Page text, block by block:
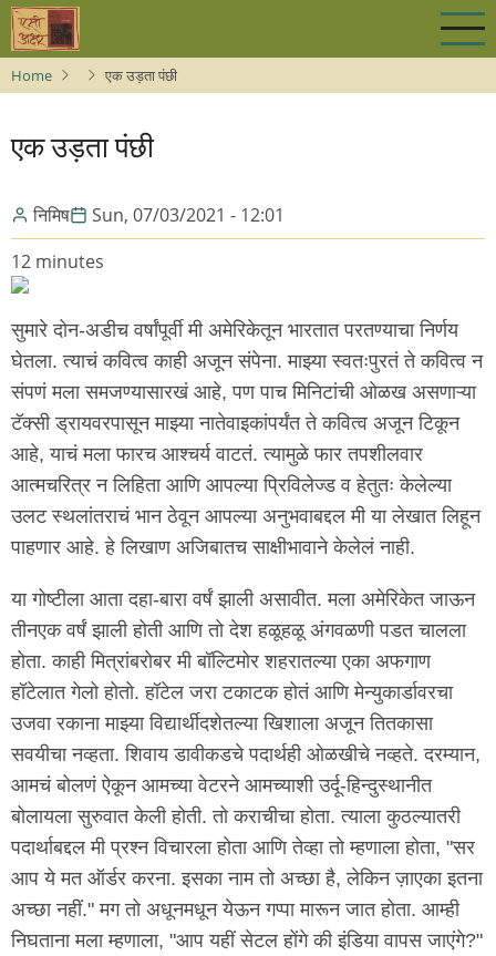
Skip
main
content
Home एक उड़ता पंछी
एक उड़ता पंछी
निमिष
Sun, 07/03/2021 - 12:01
12 minutes
सुमारे दोन-अडीच वर्षांपूर्वी मी अमेरिकेतून भारतात परतण्याचा निर्णय
घेतला. त्याचं कवित्व काही अजून संपेना. माझ्या स्वतःपुरतं ते कवित्व न
संपणं मला समजण्यासारखं आहे, पण पाच मिनिटांची ओळख असणाऱ्या
टॅक्सी ड्रायवरपासून माझ्या नातेवाइकांपर्यंत ते कवित्व अजून टिकून
आहे, याचं मला फारच आश्चर्य वाटतं. त्यामुळे फार तपशीलवार
आत्मचरित्र न लिहिता आणि आपल्या प्रिविलेज्ड व हेतुतः केलेल्या
उलट स्थलांतराचं भान ठेवून आपल्या अनुभवाबद्दल मी या लेखात लिहून
पाहणार आहे. हे लिखाण अजिबातच साक्षीभावाने केलेलं नाही.
या गोष्टीला आता दहा-बारा वर्षं झाली असावीत. मला अमेरिकेत जाऊन
तीनएक वर्षं झाली होती आणि तो देश हळूहळू अंगवळणी पडत चालला
होता. काही मित्रांबरोबर मी बॉल्टिमोर शहरातल्या एका अफगाण
हॉटेलात गेलो होतो. हॉटेल जरा टकाटक होतं आणि मेन्युकार्डावरचा
उजवा रकाना माझ्या विद्यार्थीदशेतल्या खिशाला अजून तितकासा
सवयीचा नव्हता. शिवाय डावीकडचे पदार्थही ओळखीचे नव्हते. दरम्यान,
आमचं बोलणं ऐकून आमच्या वेटरने आमच्याशी उर्दू-हिन्दुस्थानीत
बोलायला सुरुवात केली होती. तो कराचीचा होता. त्याला कुठल्यातरी
पदार्थाबद्दल मी प्रश्न विचारला होता आणि तेव्हा तो म्हणाला होता, "सर
आप ये मत ऑर्डर करना. इसका नाम तो अच्छा है, लेकिन ज़ाएका इतना
अच्छा नहीं." मग तो अधूनमधून येऊन गप्पा मारून जात होता. आम्ही
निघताना मला म्हणाला, "आप यहीं सेटल होंगे की इंडिया वापस जाएंगे?"